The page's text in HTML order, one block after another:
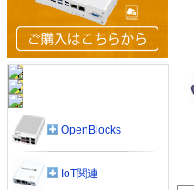
OpenBlocks
IoT関連